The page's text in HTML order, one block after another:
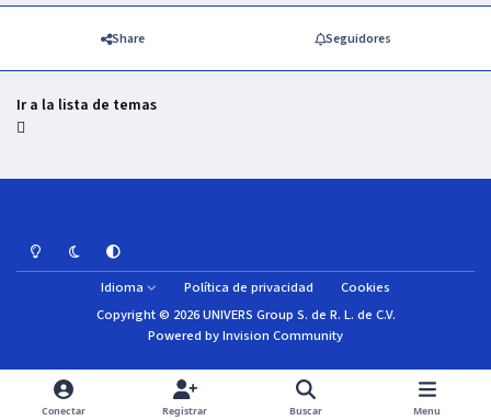
Share Seguidores
Ir a la lista de temas
Light ModeDark ModeSystem Preference
Idioma Política de privacidad
Cookies
Copyright © 2026 UNIVERS Group S. de R. L. de C.V.
Powered byInvision Community
Conectar Registrar Buscar Menu